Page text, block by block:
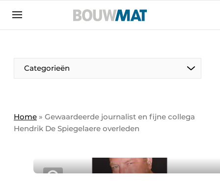
Aanmelden
Bedrijven
Bedrijven
Contact
Evenement aanmelden
Meest gelezen
Categorieën
Home » Gewaardeerde journalist en fijne collega
Hendrik De Spiegelaere overleden